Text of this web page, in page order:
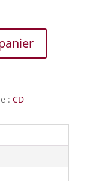
: CD